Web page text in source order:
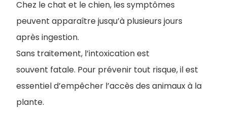
Chez le chat et le chien, les symptômes
peuvent apparaître jusqu’à plusieurs jours
après ingestion.
Sans traitement, l’intoxication est
souvent fatale. Pour prévenir tout risque, il est
essentiel d’empêcher l’accès des animaux à la
plante.